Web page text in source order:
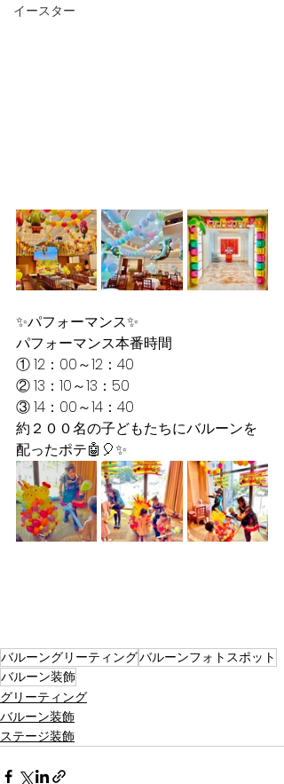
イースター
✨パフォーマンス✨
パフォーマンス本番時間
① 12：00～12：40
② 13：10～13：50
③ 14：00～14：40
約２００名の子どもたちにバルーンを
配ったポテ🤖🎈✨
バルーングリーティングバルーンフォトスポット
バルーン装飾
グリーティング
バルーン装飾
ステージ装飾